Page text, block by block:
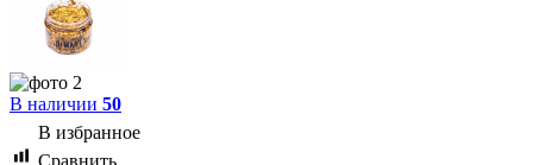
В наличии 50
В избранное
Сравнить